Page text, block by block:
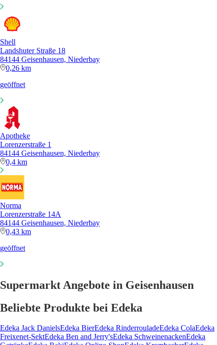
Shell
Landshuter Straße 18
84144 Geisenhausen, Niederbay
0,26 km
geöffnet
Apotheke
Lorenzerstraße 1
84144 Geisenhausen, Niederbay
0,4 km
Norma
Lorenzerstraße 14A
84144 Geisenhausen, Niederbay
0,43 km
geöffnet
Supermarkt Angebote in Geisenhausen
Beliebte Produkte bei Edeka
Edeka Jack DanielsEdeka BierEdeka RinderrouladeEdeka ColaEdeka
Freixenet-SektEdeka Ben and Jerry'sEdeka SchweinenackenEdeka